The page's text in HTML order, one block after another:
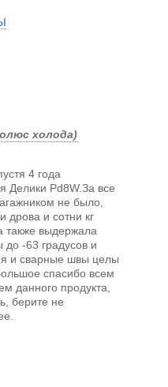
холода)
4 года
Делики Pd8W.За все
не было,
дрова и сотни кг
также выдержала
до -63 градусов и
и сварные швы целы
спасибо всем
данного продукта,
берите не